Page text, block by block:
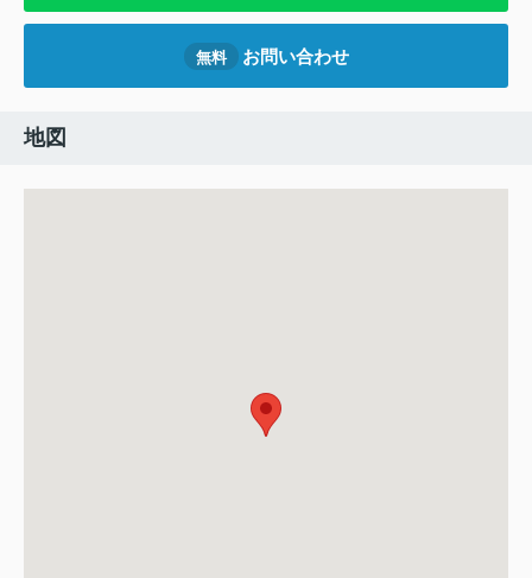
無料 お問い合わせ
地図